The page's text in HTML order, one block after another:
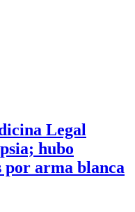
Legal
hubo
por arma blanca